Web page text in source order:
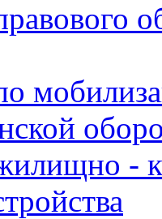
-